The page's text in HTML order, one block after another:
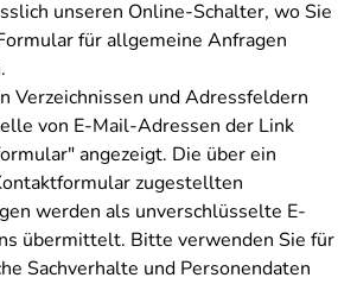
unseren Online-Schalter, wo Sie
für allgemeine Anfragen
Verzeichnissen und Adressfeldern
von E-Mail-Adressen der Link
angezeigt. Die über ein
zugestellten
werden als unverschlüsselte E-
übermittelt. Bitte verwenden Sie für
Sachverhalte und Personendaten